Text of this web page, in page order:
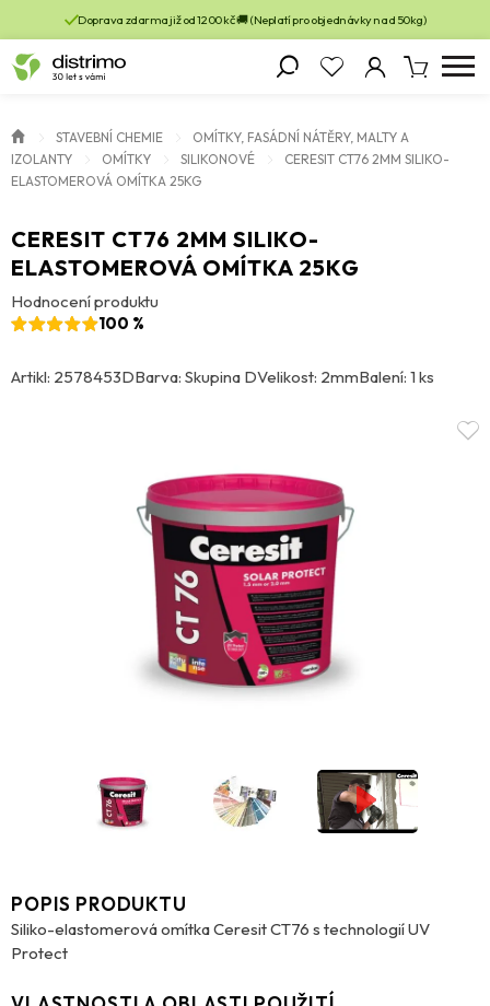
Doprava zdarma již od 1200 kč 🚚 (Neplatí pro objednávky nad 50kg)
STAVEBNÍ CHEMIE
OMÍTKY, FASÁDNÍ NÁTĚRY, MALTY A
IZOLANTY
OMÍTKY SILIKONOVÉ
CERESIT CT76 2MM SILIKO-
ELASTOMEROVÁ OMÍTKA 25KG
CERESIT CT76 2MM SILIKO-
ELASTOMEROVÁ OMÍTKA 25KG
Hodnocení produktu
100 %
Artikl: 2578453DBarva: Skupina DVelikost: 2mmBalení: 1 ks
POPIS PRODUKTU
Siliko-elastomerová omítka Ceresit CT76 s technologií UV
Protect